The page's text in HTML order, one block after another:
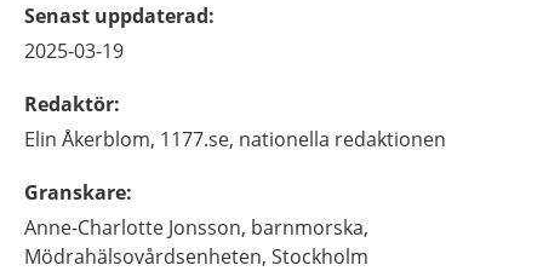
Senast uppdaterad:
2025-03-19
Redaktör:
Elin Åkerblom, 1177.se, nationella redaktionen
Granskare:
Anne-Charlotte Jonsson, barnmorska,
Mödrahälsovårdsenheten, Stockholm